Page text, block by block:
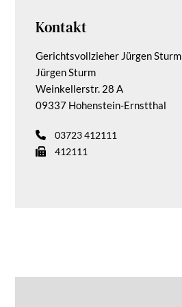
Kontakt
Gerichtsvollzieher Jürgen Sturm
Jürgen Sturm
Weinkellerstr. 28 A
09337 Hohenstein-Ernstthal
03723 412111
412111